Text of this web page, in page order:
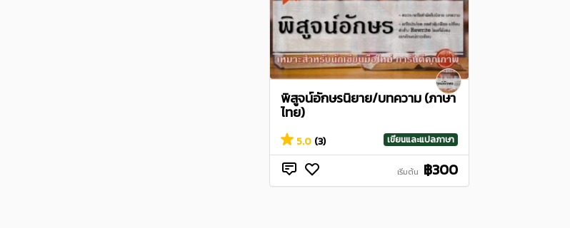
พิสูจน์อักษรนิยาย/บทความ (ภาษา
ไทย)
5.0 (3) เขียนและแปลภาษา
เริ่มต้น ฿300